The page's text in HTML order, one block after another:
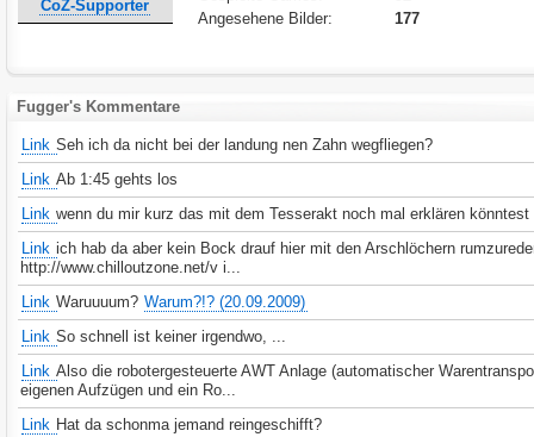
CoZ-Supporter
Angesehene Bilder:
177
Fugger's Kommentare
Link Seh ich da nicht bei der landung nen Zahn wegfliegen?
Link Ab 1:45 gehts los
Link wenn du mir kurz das mit dem Tesserakt noch mal erklären könntest
Link ich hab da aber kein Bock drauf hier mit den Arschlöchern
http://www.chilloutzone.net/v i...
Link Waruuuum? Warum?!? (20.09.2009)
Link So schnell ist keiner irgendwo, ...
Link Also die robotergesteuerte AWT Anlage (automatischer
eigenen Aufzügen und ein Ro...
Link Hat da schonma jemand reingeschifft?